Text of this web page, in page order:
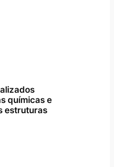
químicas e
estruturas